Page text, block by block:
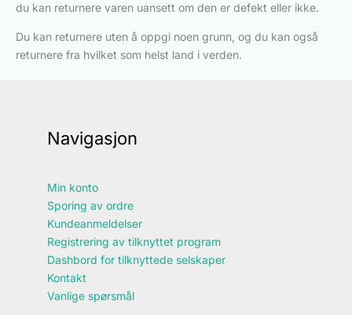
du kan returnere varen uansett om den er defekt eller ikke.
Du kan returnere uten å oppgi noen grunn, og du kan også
returnere fra hvilket som helst land i verden.
Navigasjon
Min konto
Sporing av ordre
Kundeanmeldelser
Registrering av tilknyttet program
Dashbord for tilknyttede selskaper
Kontakt
Vanlige spørsmål